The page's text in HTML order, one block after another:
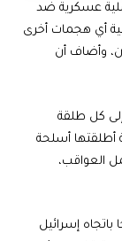
عسكرية ضد
أي هجمات أخرى
وأضاف أن
كل طلقة
أطلقتها أسلحة
العواقب،
باتجاه إسرائيل